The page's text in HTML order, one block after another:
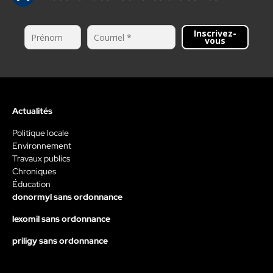
Inscrivez-
vous
Actualités
Politique locale
Environnement
Travaux publics
Chroniques
Éducation
donormyl sans ordonnance
lexomil sans ordonnance
priligy sans ordonnance